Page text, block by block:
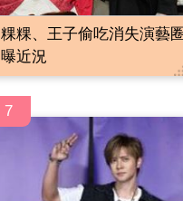
粿粿、王子偷吃消失演藝
曝近況
7